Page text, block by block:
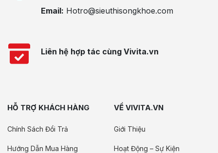
Email: Hotro@sieuthisongkhoe.com
Liên hệ hợp tác cùng Vivita.vn
HỖ TRỢ KHÁCH HÀNG
Chính Sách Đổi Trả
Hướng Dẫn Mua Hàng
VỀ VIVITA.VN
Giới Thiệu
Hoạt Động – Sự Kiện